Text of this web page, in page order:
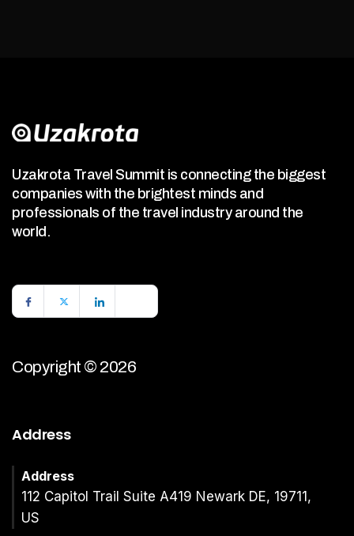
Uzakrota Travel Summit is connecting the biggest
companies with the brightest minds and
professionals of the travel industry around the
world.
Copyright © 2026
Address
Address
112 Capitol Trail Suite A419 Newark DE, 19711,
US